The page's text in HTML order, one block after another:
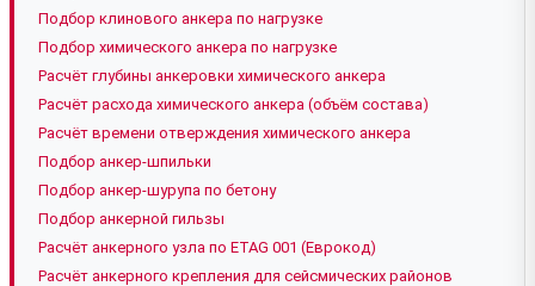
Подбор клинового анкера по нагрузке
Подбор химического анкера по нагрузке
Расчёт глубины анкеровки химического анкера
Расчёт расхода химического анкера (объём состава)
Расчёт времени отверждения химического анкера
Подбор анкер-шпильки
Подбор анкер-шурупа по бетону
Подбор анкерной гильзы
Расчёт анкерного узла по ETAG 001 (Еврокод)
Расчёт анкерного крепления для сейсмических районов